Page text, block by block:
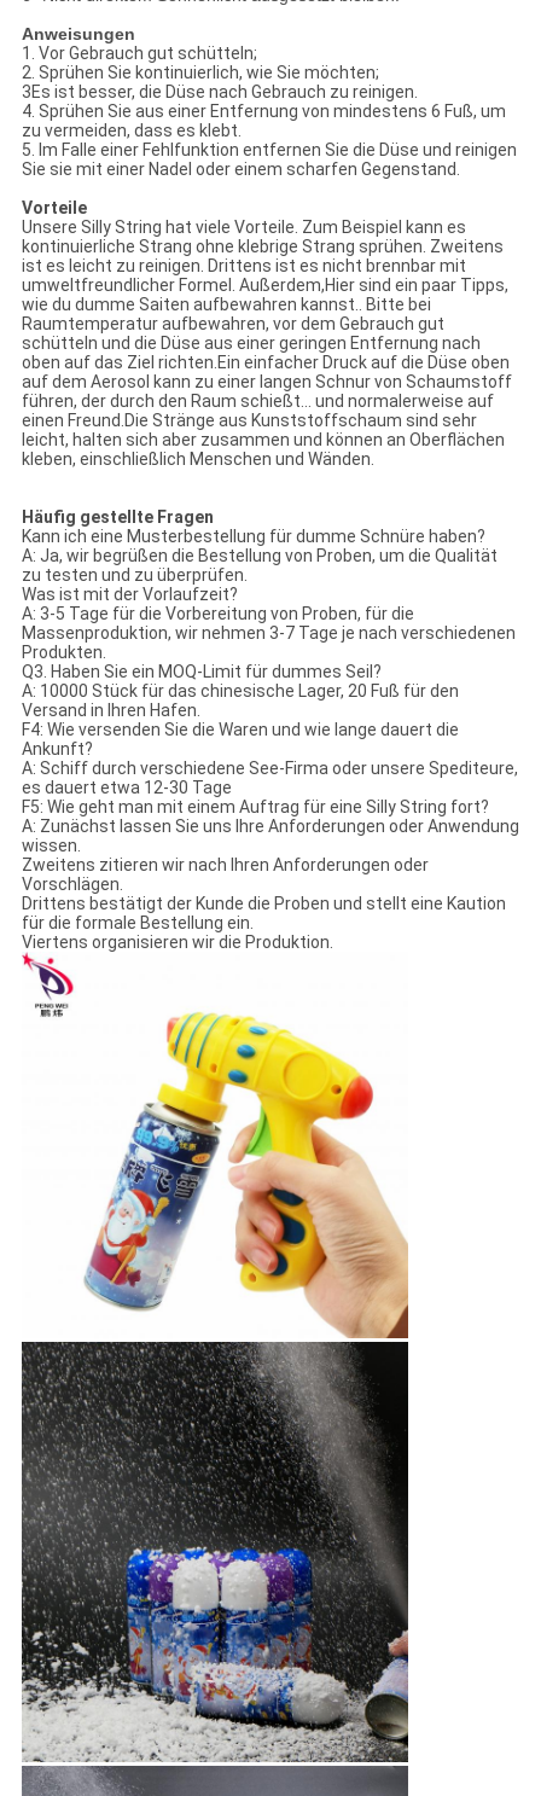
Anweisungen
1. Vor Gebrauch gut schütteln;
2. Sprühen Sie kontinuierlich, wie Sie möchten;
3Es ist besser, die Düse nach Gebrauch zu reinigen.
4. Sprühen Sie aus einer Entfernung von mindestens 6 Fuß, um
zu vermeiden, dass es klebt.
5. Im Falle einer Fehlfunktion entfernen Sie die Düse und reinigen
Sie sie mit einer Nadel oder einem scharfen Gegenstand.
Vorteile
Unsere Silly String hat viele Vorteile. Zum Beispiel kann es
kontinuierliche Strang ohne klebrige Strang sprühen. Zweitens
ist es leicht zu reinigen. Drittens ist es nicht brennbar mit
umweltfreundlicher Formel. Außerdem,Hier sind ein paar Tipps,
wie du dumme Saiten aufbewahren kannst.. Bitte bei
Raumtemperatur aufbewahren, vor dem Gebrauch gut
schütteln und die Düse aus einer geringen Entfernung nach
oben auf das Ziel richten.Ein einfacher Druck auf die Düse oben
auf dem Aerosol kann zu einer langen Schnur von Schaumstoff
führen, der durch den Raum schießt... und normalerweise auf
einen Freund.Die Stränge aus Kunststoffschaum sind sehr
leicht, halten sich aber zusammen und können an Oberflächen
kleben, einschließlich Menschen und Wänden.
Häufig gestellte Fragen
Kann ich eine Musterbestellung für dumme Schnüre haben?
A: Ja, wir begrüßen die Bestellung von Proben, um die Qualität
zu testen und zu überprüfen.
Was ist mit der Vorlaufzeit?
A: 3-5 Tage für die Vorbereitung von Proben, für die
Massenproduktion, wir nehmen 3-7 Tage je nach verschiedenen
Produkten.
Q3. Haben Sie ein MOQ-Limit für dummes Seil?
A: 10000 Stück für das chinesische Lager, 20 Fuß für den
Versand in Ihren Hafen.
F4: Wie versenden Sie die Waren und wie lange dauert die
Ankunft?
A: Schiff durch verschiedene See-Firma oder unsere Spediteure,
es dauert etwa 12-30 Tage
F5: Wie geht man mit einem Auftrag für eine Silly String fort?
A: Zunächst lassen Sie uns Ihre Anforderungen oder Anwendung
wissen.
Zweitens zitieren wir nach Ihren Anforderungen oder
Vorschlägen.
Drittens bestätigt der Kunde die Proben und stellt eine Kaution
für die formale Bestellung ein.
Viertens organisieren wir die Produktion.